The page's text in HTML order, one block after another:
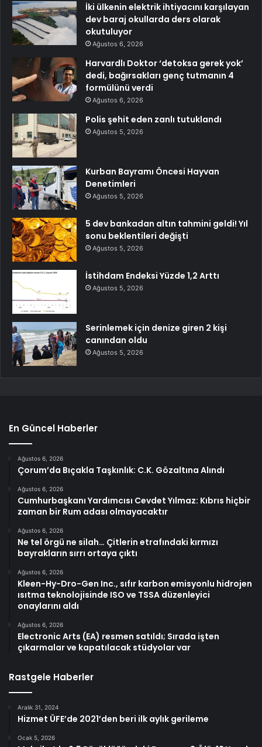
İki ülkenin elektrik ihtiyacını karşılayan
dev baraj okullarda ders olarak
okutuluyor
Ağustos 6, 2026
Harvardlı Doktor ‘detoksa gerek yok’
dedi, bağırsakları genç tutmanın 4
formülünü verdi
Ağustos 6, 2026
Polis şehit eden zanlı tutuklandı
Ağustos 5, 2026
Kurban Bayramı Öncesi Hayvan
Denetimleri
Ağustos 5, 2026
5 dev bankadan altın tahmini geldi! Yıl
sonu beklentileri değişti
Ağustos 5, 2026
İstihdam Endeksi Yüzde 1,2 Arttı
Ağustos 5, 2026
Serinlemek için denize giren 2 kişi
canından oldu
Ağustos 5, 2026
En Güncel Haberler
Ağustos 6, 2026
Çorum’da Bıçakla Taşkınlık: C.K. Gözaltına Alındı
Ağustos 6, 2026
Cumhurbaşkanı Yardımcısı Cevdet Yılmaz: Kıbrıs hiçbir
zaman bir Rum adası olmayacaktır
Ağustos 6, 2026
Ne tel örgü ne silah… Çitlerin etrafındaki kırmızı
bayrakların sırrı ortaya çıktı
Ağustos 6, 2026
Kleen-Hy-Dro-Gen Inc., sıfır karbon emisyonlu hidrojen
ısıtma teknolojisinde ISO ve TSSA düzenleyici
onaylarını aldı
Ağustos 6, 2026
Electronic Arts (EA) resmen satıldı; Sırada işten
çıkarmalar ve kapatılacak stüdyolar var
Rastgele Haberler
Aralık 31, 2024
Hizmet ÜFE’de 2021’den beri ilk aylık gerileme
Ocak 5, 2026